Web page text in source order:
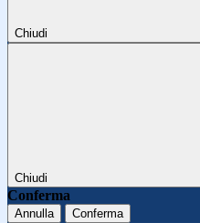
Chiudi
Chiudi
Conferma
Annulla Conferma